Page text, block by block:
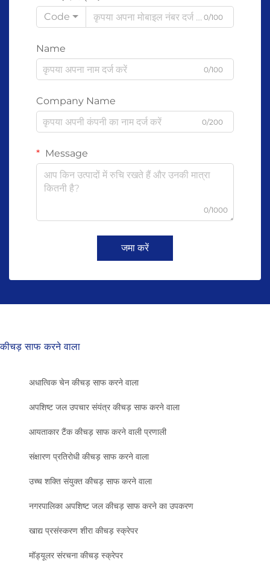
Code
0/100
Name
0/100
Company Name
0/200
Message
0/1000
जमा करें
कीचड़ साफ करने वाला
अधात्विक चेन कीचड़ साफ करने वाला
अपशिष्ट जल उपचार संयंत्र कीचड़ साफ करने वाला
आयताकार टैंक कीचड़ साफ करने वाली प्रणाली
संक्षारण प्रतिरोधी कीचड़ साफ करने वाला
उच्च शक्ति संयुक्त कीचड़ साफ करने वाला
नगरपालिका अपशिष्ट जल कीचड़ साफ करने का उपकरण
खाद्य प्रसंस्करण शीरा कीचड़ स्क्रेपर
मॉड्यूलर संरचना कीचड़ स्क्रेपर